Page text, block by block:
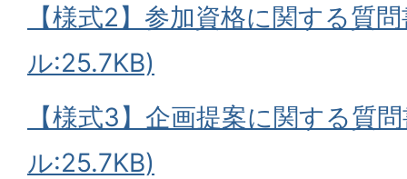
【様式2】参加資格に関する質
ル:25.7KB)
【様式3】企画提案に関する質
ル:25.7KB)